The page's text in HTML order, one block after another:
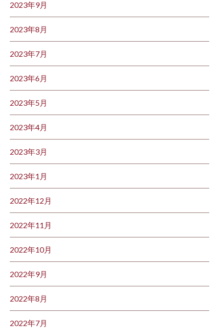
2023年9月
2023年8月
2023年7月
2023年6月
2023年5月
2023年4月
2023年3月
2023年1月
2022年12月
2022年11月
2022年10月
2022年9月
2022年8月
2022年7月